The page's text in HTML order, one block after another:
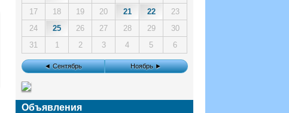
17
18 19 20 21 22
23
24
25 26 27 28 29
30
31
1 2 3 4 5 6
◄ Сентябрь Ноябрь ►
Объявления